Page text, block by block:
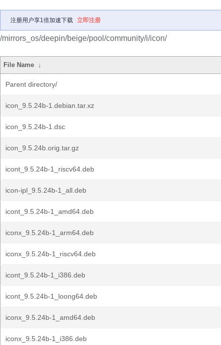
注册用户享1倍加速下载 立即注册
/mirrors_os/deepin/beige/pool/community/i/icon/
File Name ↓
Parent directory/
icon_9.5.24b-1.debian.tar.xz
icon_9.5.24b-1.dsc
icon_9.5.24b.orig.tar.gz
icont_9.5.24b-1_riscv64.deb
icon-ipl_9.5.24b-1_all.deb
icont_9.5.24b-1_amd64.deb
iconx_9.5.24b-1_arm64.deb
iconx_9.5.24b-1_riscv64.deb
icont_9.5.24b-1_i386.deb
icont_9.5.24b-1_loong64.deb
iconx_9.5.24b-1_amd64.deb
iconx_9.5.24b-1_i386.deb